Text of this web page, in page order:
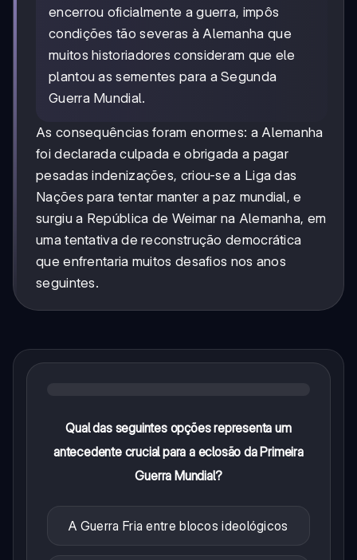
encerrou oficialmente a guerra, impôs
condições tão severas à Alemanha que
muitos historiadores consideram que ele
plantou as sementes para a Segunda
Guerra Mundial.
As consequências foram enormes: a Alemanha
foi declarada culpada e obrigada a pagar
pesadas indenizações, criou-se a Liga das
Nações para tentar manter a paz mundial, e
surgiu a República de Weimar na Alemanha, em
uma tentativa de reconstrução democrática
que enfrentaria muitos desafios nos anos
seguintes.
Qual das seguintes opções representa um
antecedente crucial para a eclosão da Primeira
Guerra Mundial?
A Guerra Fria entre blocos ideológicos